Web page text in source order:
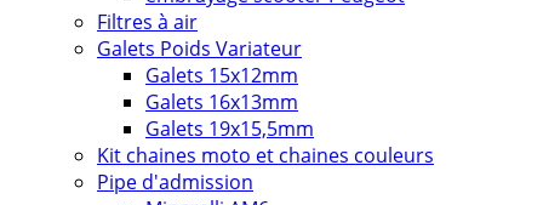
Filtres à air
Galets Poids Variateur
Galets 15x12mm
Galets 16x13mm
Galets 19x15,5mm
Kit chaines moto et chaines couleurs
Pipe d'admission